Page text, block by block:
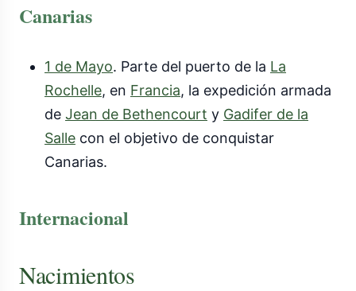
Canarias
1 de Mayo. Parte del puerto de la La
Rochelle, en Francia, la expedición armada
de Jean de Bethencourt y Gadifer de la
Salle con el objetivo de conquistar
Canarias.
Internacional
Nacimientos